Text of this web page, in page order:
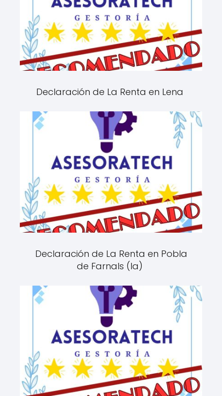
Declaración de La Renta en Lena
Declaración de La Renta en Pobla
de Farnals (la)